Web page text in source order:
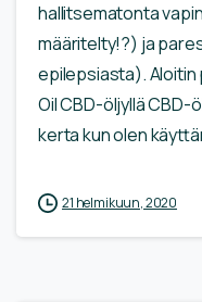
hallitsematonta
määritelty!?) ja
epilepsiasta). Aloitin
Oil CBD-öljyllä CBD-
kerta kun olen
21 helmikuun, 2020